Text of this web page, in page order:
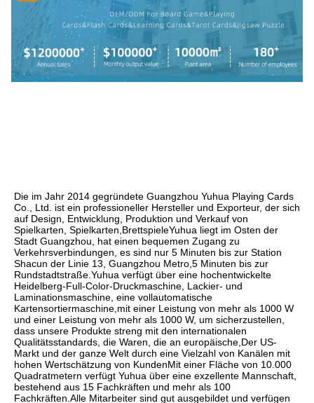
Die im Jahr 2014 gegründete Guangzhou Yuhua Playing Cards
Co., Ltd. ist ein professioneller Hersteller und Exporteur, der sich
auf Design, Entwicklung, Produktion und Verkauf von
Spielkarten, Spielkarten,BrettspieleYuhua liegt im Osten der
Stadt Guangzhou, hat einen bequemen Zugang zu
Verkehrsverbindungen, es sind nur 5 Minuten bis zur Station
Shacun der Linie 13, Guangzhou Metro,5 Minuten bis zur
Rundstadtstraße.Yuhua verfügt über eine hochentwickelte
Heidelberg-Full-Color-Druckmaschine, Lackier- und
Laminationsmaschine, eine vollautomatische
Kartensortiermaschine,mit einer Leistung von mehr als 1000 W
und einer Leistung von mehr als 1000 W, um sicherzustellen,
dass unsere Produkte streng mit den internationalen
Qualitätsstandards, die Waren, die an europäische,Der US-
Markt und der ganze Welt durch eine Vielzahl von Kanälen mit
hohen Wertschätzung von KundenMit einer Fläche von 10.000
Quadratmetern verfügt Yuhua über eine exzellente Mannschaft,
bestehend aus 15 Fachkräften und mehr als 100
Fachkräften.Alle Mitarbeiter sind gut ausgebildet und verfügen